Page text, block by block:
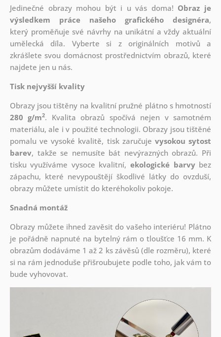
Jedinečné obrazy mohou být i u vás doma! Obraz je
výsledkem práce našeho grafického designéra,
který proměňuje své návrhy na unikátní a vždy aktuální
umělecká díla. Vyberte si z originálních motivů a
zkrášlete svou domácnost prostřednictvím obrazů, které
najdete jen u nás.
Tisk nejvyšší kvality
Obrazy jsou tištěny na kvalitní pružné plátno s hmotností
280 g/m2. Kvalita obrazů spočívá nejen v samotném
materiálu, ale i v použité technologii. Obrazy jsou tištěné
pomalu ve vysoké kvalitě, tisk zaručuje vysokou sytost
barev, takže se nemusíte bát nevýrazných obrazů. Při
tisku využíváme vysoce kvalitní,ekologické barvybez
zápachu, které nevypouštějí škodlivé látky do ovzduší,
obrazy můžete umístit do kteréhokoliv pokoje.
Snadná montáž
Obrazy můžete ihned zavěsit do vašeho interiéru! Plátno
je pořádně napnuté na bytelný rám o tloušťce 16 mm. K
obrazům dodáváme 1 až 2 ks závěsů (dle rozměru), které
si na rám jednoduše přišroubujete podle toho, jak vám to
bude vyhovovat.